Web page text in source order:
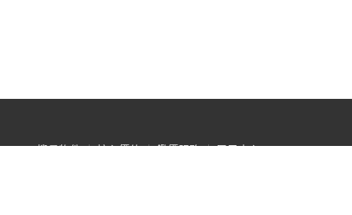
搜尋物件 核心價值 鑑價服務 展示中心